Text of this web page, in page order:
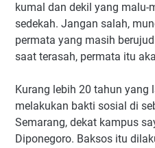
kumal dan dekil yang malu-
sedekah. Jangan salah,
permata yang masih
saat terasah, permata itu
Kurang lebih 20 tahun yang
melakukan bakti sosial di
Semarang, dekat kampus
Diponegoro. Baksos itu